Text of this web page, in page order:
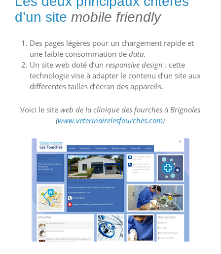
d’un site mobile friendly
Des pages légères pour un chargement rapide et
une faible consommation de data.
Un site web doté d’un responsive design : cette
technologie vise à adapter le contenu d’un site aux
différentes tailles d’écran des appareils.
Voici le site web de la clinique des fourches à Brignoles
(www.veterinairelesfourches.com)